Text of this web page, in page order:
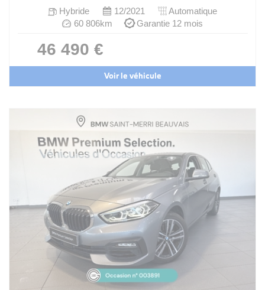
Hybride 12/2021
Automatique
60 806km
Garantie 12 mois
46 490 €
Voir le véhicule